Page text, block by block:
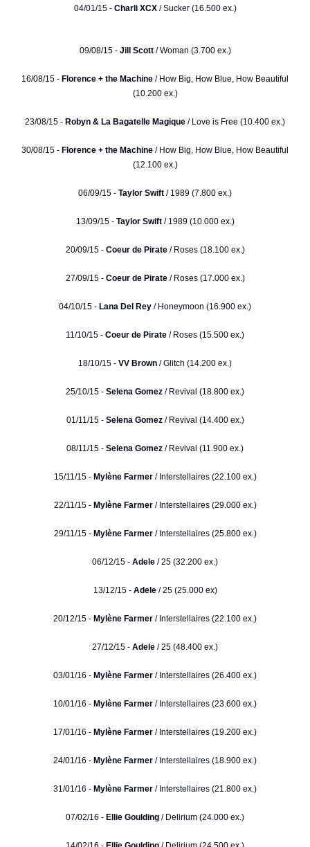
04/01/15 - Charli XCX/ Sucker (16.500 ex.)
09/08/15 - Jill Scott / Woman (3.700 ex.)
16/08/15 - Florence + the Machine / How Big, How Blue, How Beautiful
(10.200 ex.)
23/08/15 - Robyn & La Bagatelle Magique / Love is Free (10.400 ex.)
30/08/15 - Florence + the Machine / How Big, How Blue, How Beautiful
(12.100 ex.)
06/09/15 - Taylor Swift / 1989 (7.800 ex.)
13/09/15 - Taylor Swift / 1989 (10.000 ex.)
20/09/15 - Coeur de Pirate/ Roses (18.100 ex.)
27/09/15 - Coeur de Pirate/ Roses (17.000 ex.)
04/10/15 - Lana Del Rey / Honeymoon (16.900 ex.)
11/10/15 - Coeur de Pirate / Roses (15.500 ex.)
18/10/15 - VV Brown / Glitch (14.200 ex.)
25/10/15 - Selena Gomez / Revival (18.800 ex.)
01/11/15 - Selena Gomez/ Revival (14.400 ex.)
08/11/15 - Selena Gomez / Revival (11.900 ex.)
15/11/15 - Mylène Farmer/ Interstellaires (22.100 ex.)
22/11/15 - Mylène Farmer/ Interstellaires (29.000 ex.)
29/11/15 - Mylène Farmer/ Interstellaires (25.800 ex.)
06/12/15 - Adele / 25 (32.200 ex.)
13/12/15 - Adele / 25 (25.000 ex)
20/12/15 - Mylène Farmer / Interstellaires (22.100 ex.)
27/12/15 - Adele / 25 (48.400 ex.)
03/01/16 - Mylène Farmer / Interstellaires (26.400 ex.)
10/01/16 - Mylène Farmer / Interstellaires (23.600 ex.)
17/01/16 - Mylène Farmer / Interstellaires (19.200 ex.)
24/01/16 - Mylène Farmer / Interstellaires (18.900 ex.)
31/01/16 - Mylène Farmer / Interstellaires (21.800 ex.)
07/02/16 - Ellie Goulding / Delirium (24.000 ex.)